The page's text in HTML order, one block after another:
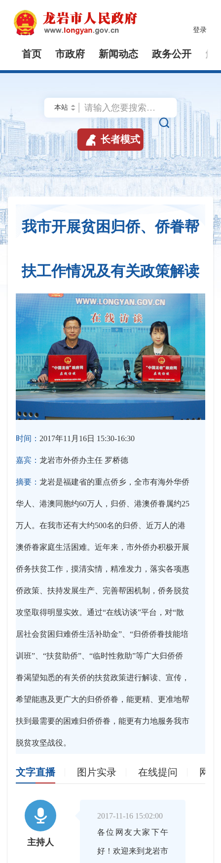
登录
首页 市政府 新闻动态 政务公开 解

 长者模式
我市开展贫困归侨、侨眷帮
扶工作情况及有关政策解读
时间： 2017年11月16日 15:30-16:30
嘉宾： 龙岩市外侨办主任 罗桥德
摘要： 龙岩是福建省的重点侨乡，全市有海外华侨
华人、港澳同胞约60万人，归侨、港澳侨眷属约25
万人。在我市还有大约500名的归侨、近万人的港
澳侨眷家庭生活困难。近年来，市外侨办积极开展
侨务扶贫工作，摸清实情，精准发力，落实各项惠
侨政策、扶持发展生产、完善帮困机制，侨务脱贫
攻坚取得明显实效。通过“在线访谈”平台，对“散
居社会贫困归难侨生活补助金”、“归侨侨眷技能培
训班”、“扶贫助侨”、“临时性救助”等广大归侨侨
眷渴望知悉的有关侨的扶贫政策进行解读、宣传，
希望能惠及更广大的归侨侨眷，能更精、更准地帮
扶到最需要的困难归侨侨眷，能更有力地服务我市
脱贫攻坚战役。
文字直播 图片实录 在线提问 网

主持人
2017-11-16 15:02:00
各位网友大家下午
好！欢迎来到龙岩市